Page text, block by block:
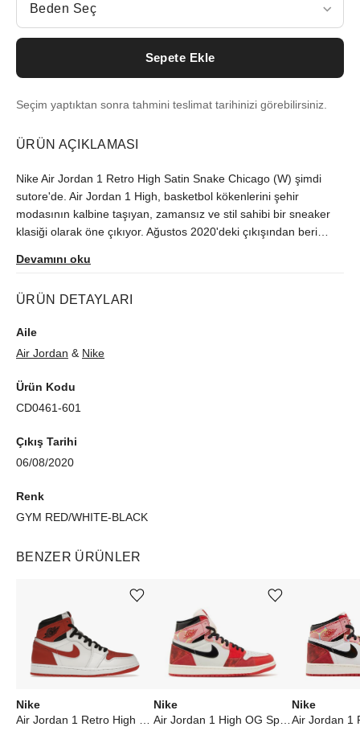
Beden Seç
Sepete Ekle
Seçim yaptıktan sonra tahmini teslimat tarihinizi görebilirsiniz.
ÜRÜN AÇIKLAMASI
Nike Air Jordan 1 Retro High Satin Snake Chicago (W) şimdi
sutore'de. Air Jordan 1 High, basketbol kökenlerini şehir
modasının kalbine taşıyan, zamansız ve stil sahibi bir sneaker
klasiği olarak öne çıkıyor. Ağustos 2020'deki çıkışından beri
size ulaştırılır.
Devamını oku
ÜRÜN DETAYLARI
Aile
Air Jordan & Nike
Ürün Kodu
CD0461-601
Çıkış Tarihi
06/08/2020
Renk
GYM RED/WHITE-BLACK
BENZER ÜRÜNLER
Nike
Ürünü istek listesine ekle veya listeden çıkar
Nike
Ürünü istek listesine ekle veya listeden çıkar
Nike